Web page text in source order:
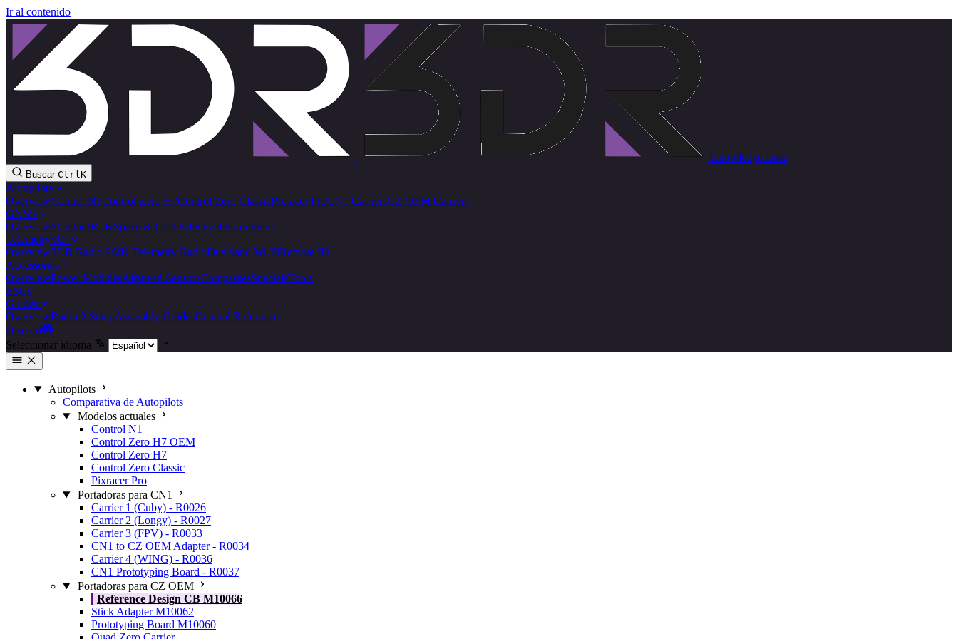
Ir al contenido
Knowledge Base
Buscar CtrlK
Autopilots
OverviewControl N1Control Zero H7Control Zero ClassicPixracer ProCN1 CarriersCZ OEM Carriers
GNSS
OverviewStandardRTKSpace & Cost EffectiveDiscontinued
Telemetry/RF
Overview3DR Radio 2SiK Telemetry RadioDualband Wi-FiRemote ID
Accessories
OverviewPower ModulesAirspeed SensorsCompassesSpecialsTools
ESCs
Guides
OverviewRadio 2 SetupAssembly GuidesGeneral Reference
Discord
Seleccionar idioma
Autopilots
Comparativa de Autopilots
Modelos actuales
Control N1
Control Zero H7 OEM
Control Zero H7
Control Zero Classic
Pixracer Pro
Portadoras para CN1
Carrier 1 (Cuby) - R0026
Carrier 2 (Longy) - R0027
Carrier 3 (FPV) - R0033
CN1 to CZ OEM Adapter - R0034
Carrier 4 (WING) - R0036
CN1 Prototyping Board - R0037
Portadoras para CZ OEM
Reference Design CB M10066
Stick Adapter M10062
Prototyping Board M10060